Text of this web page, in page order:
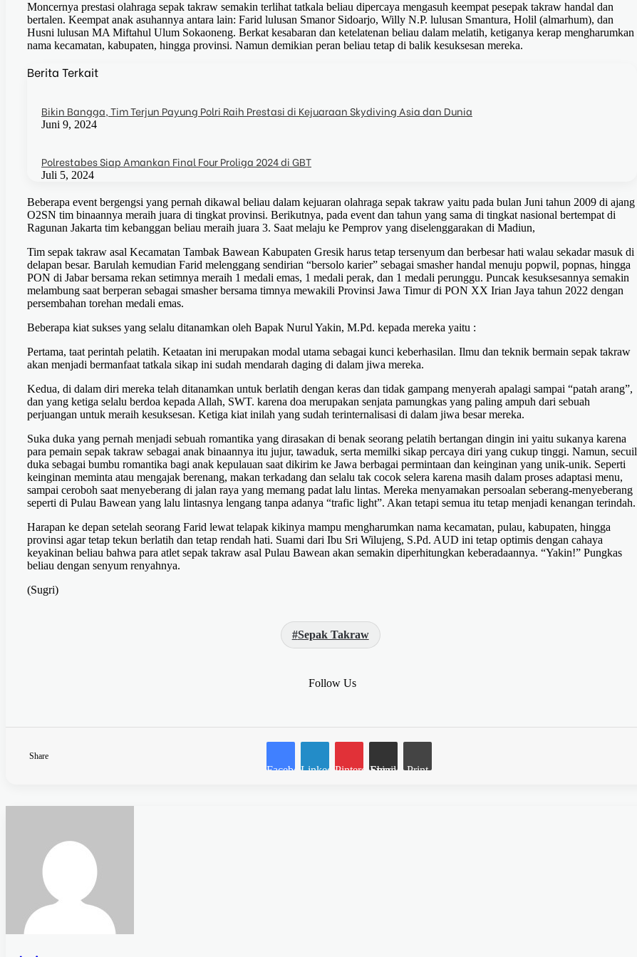
Moncernya prestasi olahraga sepak takraw semakin terlihat tatkala beliau dipercaya mengasuh keempat pesepak takraw handal dan
bertalen. Keempat anak asuhannya antara lain: Farid lulusan Smanor Sidoarjo, Willy N.P. lulusan Smantura, Holil (almarhum), dan
Husni lulusan MA Miftahul Ulum Sokaoneng. Berkat kesabaran dan ketelatenan beliau dalam melatih, ketiganya kerap mengharumkan
nama kecamatan, kabupaten, hingga provinsi. Namun demikian peran beliau tetap di balik kesuksesan mereka.
Berita Terkait
Bikin Bangga, Tim Terjun Payung Polri Raih Prestasi di Kejuaraan Skydiving Asia dan Dunia
Juni 9, 2024
Polrestabes Siap Amankan Final Four Proliga 2024 di GBT
Juli 5, 2024
Beberapa event bergengsi yang pernah dikawal beliau dalam kejuaran olahraga sepak takraw yaitu pada bulan Juni tahun 2009 di ajang
O2SN tim binaannya meraih juara di tingkat provinsi. Berikutnya, pada event dan tahun yang sama di tingkat nasional bertempat di
Ragunan Jakarta tim kebanggan beliau meraih juara 3. Saat melaju ke Pemprov yang diselenggarakan di Madiun,
Tim sepak takraw asal Kecamatan Tambak Bawean Kabupaten Gresik harus tetap tersenyum dan berbesar hati walau sekadar masuk di
delapan besar. Barulah kemudian Farid melenggang sendirian “bersolo karier” sebagai smasher handal menuju popwil, popnas, hingga
PON di Jabar bersama rekan setimnya meraih 1 medali emas, 1 medali perak, dan 1 medali perunggu. Puncak kesuksesannya semakin
melambung saat berperan sebagai smasher bersama timnya mewakili Provinsi Jawa Timur di PON XX Irian Jaya tahun 2022 dengan
persembahan torehan medali emas.
Beberapa kiat sukses yang selalu ditanamkan oleh Bapak Nurul Yakin, M.Pd. kepada mereka yaitu :
Pertama, taat perintah pelatih. Ketaatan ini merupakan modal utama sebagai kunci keberhasilan. Ilmu dan teknik bermain sepak takraw
akan menjadi bermanfaat tatkala sikap ini sudah mendarah daging di dalam jiwa mereka.
Kedua, di dalam diri mereka telah ditanamkan untuk berlatih dengan keras dan tidak gampang menyerah apalagi sampai “patah arang”,
dan yang ketiga selalu berdoa kepada Allah, SWT. karena doa merupakan senjata pamungkas yang paling ampuh dari sebuah
perjuangan untuk meraih kesuksesan. Ketiga kiat inilah yang sudah terinternalisasi di dalam jiwa besar mereka.
Suka duka yang pernah menjadi sebuah romantika yang dirasakan di benak seorang pelatih bertangan dingin ini yaitu sukanya karena
para pemain sepak takraw sebagai anak binaannya itu jujur, tawaduk, serta memilki sikap percaya diri yang cukup tinggi. Namun, secuil
duka sebagai bumbu romantika bagi anak kepulauan saat dikirim ke Jawa berbagai permintaan dan keinginan yang unik-unik. Seperti
keinginan meminta atau mengajak berenang, makan terkadang dan selalu tak cocok selera karena masih dalam proses adaptasi menu,
sampai ceroboh saat menyeberang di jalan raya yang memang padat lalu lintas. Mereka menyamakan persoalan seberang-menyeberang
seperti di Pulau Bawean yang lalu lintasnya lengang tanpa adanya “trafic light”. Akan tetapi semua itu tetap menjadi kenangan terindah.
Harapan ke depan setelah seorang Farid lewat telapak kikinya mampu mengharumkan nama kecamatan, pulau, kabupaten, hingga
provinsi agar tetap tekun berlatih dan tetap rendah hati. Suami dari Ibu Sri Wilujeng, S.Pd. AUD ini tetap optimis dengan cahaya
keyakinan beliau bahwa para atlet sepak takraw asal Pulau Bawean akan semakin diperhitungkan keberadaannya. “Yakin!” Pungkas
beliau dengan senyum renyahnya.
(Sugri)
Sepak Takraw
Follow Us
Share
FacebookLinkedInPinterestShare via Email Print